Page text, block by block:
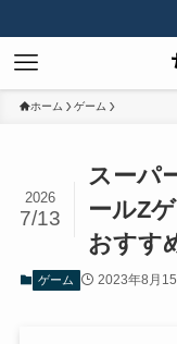
ホーム ゲーム
スーパ
ールZ
おすす
2026
7/13
ゲーム 2023年8月15